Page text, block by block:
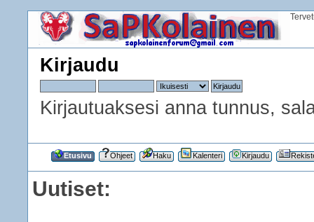
Kirjaudu
Kirjautuaksesi anna tunnus,
Etusivu Ohjeet Haku Kalenteri Kirjaudu
Uutiset: